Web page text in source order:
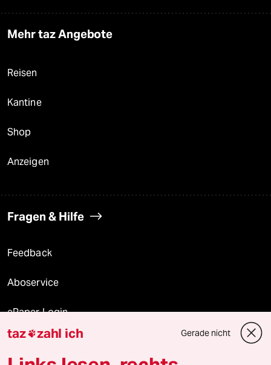
Mehr taz Angebote
Reisen
Kantine
Shop
Anzeigen
Fragen & Hilfe
Feedback
Aboservice
ePaper Login
Downloads für Abonnierende
taz zahl ich Gerade nicht